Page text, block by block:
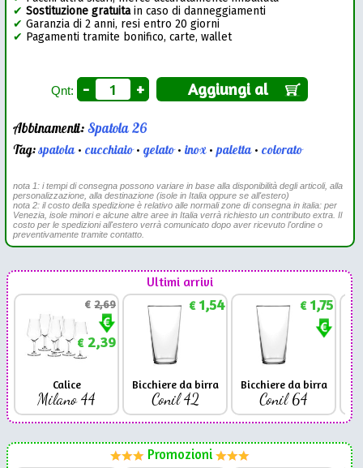
✔ Sostituzione gratuitain caso di danneggiamenti
✔ Garanzia di 2 anni, resi entro 20 giorni
✔ Pagamenti tramite bonifico, carte, wallet
Qnt: - + Aggiungi al
Abbinamenti:Spatola 26
Tag:spatola•cucchiaio•gelato•inox•paletta•colorato
nota 1: i tempi di consegna possono variare in base alla disponibilità degli articoli, alla
personalizzazione, alla destinazione (isole in Italia oppure se all'estero)
nota 2: il costo della spedizione è relativo alle normali zone di consegna in italia: per
Venezia, isole minori e alcune altre aree in Italia verrà richiesto un contributo extra. Il
costo per le spedizioni all'estero verrà comunicato dopo aver ricevuto l'ordine o
preventivamente tramite contatto.
Ultimi arrivi
€2,69
€2,39
Calice
Milano 44
€1,54
Bicchiere da birra
Conil 42
€1,75
Bicchiere da birra
Conil 64
Promozioni